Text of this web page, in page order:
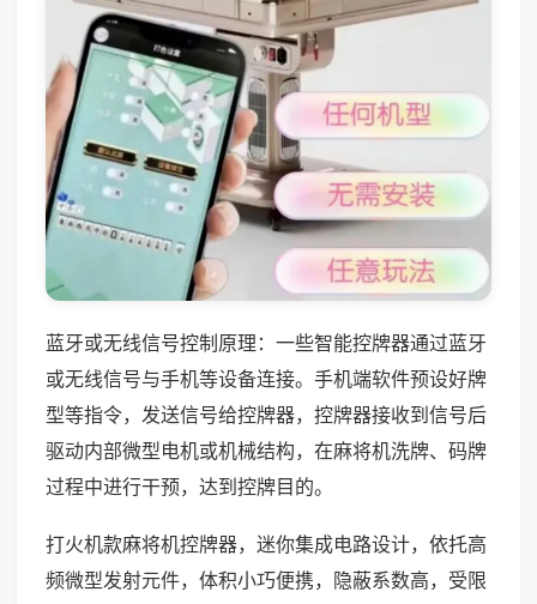
蓝牙或无线信号控制原理：一些智能控牌器通过蓝牙
或无线信号与手机等设备连接。手机端软件预设好牌
型等指令，发送信号给控牌器，控牌器接收到信号后
驱动内部微型电机或机械结构，在麻将机洗牌、码牌
过程中进行干预，达到控牌目的。
打火机款麻将机控牌器，迷你集成电路设计，依托高
频微型发射元件，体积小巧便携，隐蔽系数高，受限